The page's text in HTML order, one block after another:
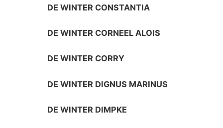
DE WINTER CONSTANTIA
DE WINTER CORNEEL ALOIS
DE WINTER CORRY
DE WINTER DIGNUS MARINUS
DE WINTER DIMPKE